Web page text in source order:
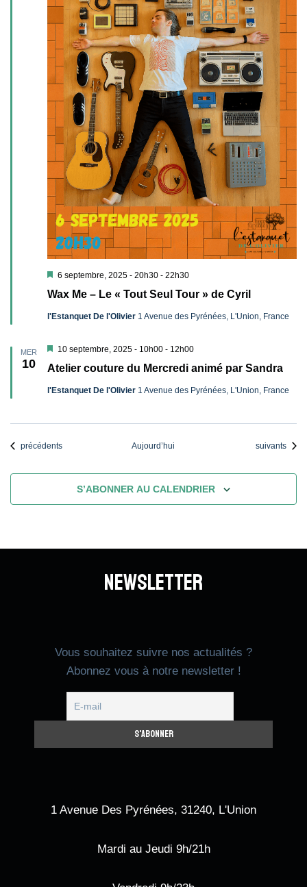
Wax Me – Le « Tout Seul Tour » de Cyril
Mis
avant
6 septembre, 2025 - 20h30- 22h30
l'Estanquet De l'Olivier 1 Avenue des Pyrénées, L'Union, France
MER
10 Atelier couture du Mercredi animé par Sandra
Mis
avant
10 septembre, 2025 - 10h00- 12h00
l'Estanquet De l'Olivier 1 Avenue des Pyrénées, L'Union, France
Évènements
précédents Aujourd’hui Évènements
suivants
S’ABONNER AU CALENDRIER
Newsletter
Vous souhaitez suivre nos actualités ?
Abonnez vous à notre newsletter !
1 Avenue Des Pyrénées, 31240, L'Union
Mardi au Jeudi 9h/21h